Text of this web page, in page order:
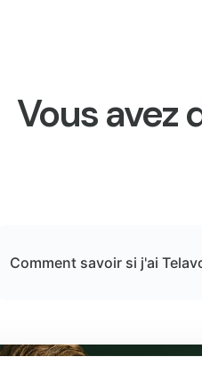
Vous avez
Comment savoir si j'ai